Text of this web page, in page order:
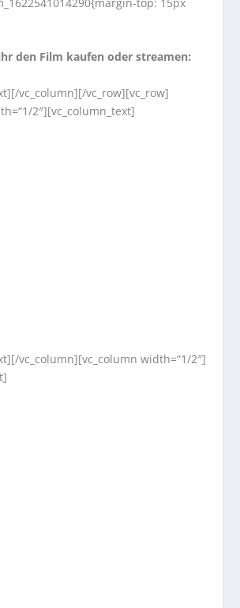
den Film kaufen oder streamen:
vc_column][/vc_row][vc_row]
2″][vc_column_text]
vc_column][vc_column width=“1/2″]